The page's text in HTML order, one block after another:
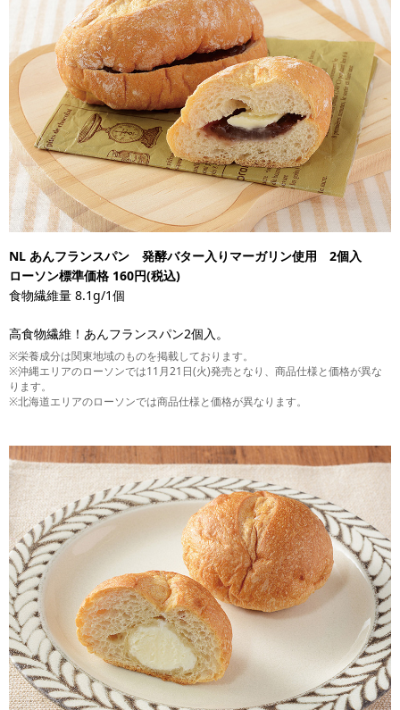
NL あんフランスパン 発酵バター入りマーガリン使用 2個入
ローソン標準価格 160円(税込)
食物繊維量 8.1g/1個
高食物繊維！あんフランスパン2個入。
※栄養成分は関東地域のものを掲載しております。
※沖縄エリアのローソンでは11月21日(火)発売となり、商品仕様と価格が異な
ります。
※北海道エリアのローソンでは商品仕様と価格が異なります。